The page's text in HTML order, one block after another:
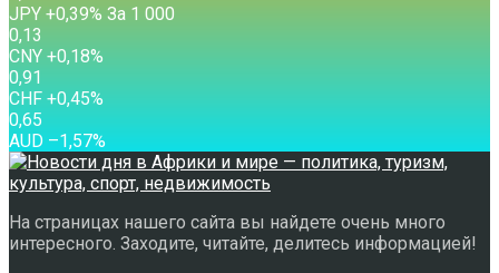
JPY +0,39% За 1 000
0,13
CNY +0,18%
0,91
CHF +0,45%
0,65
AUD –1,57%
На страницах нашего сайта вы найдете очень много
интересного. Заходите, читайте, делитесь информацией!